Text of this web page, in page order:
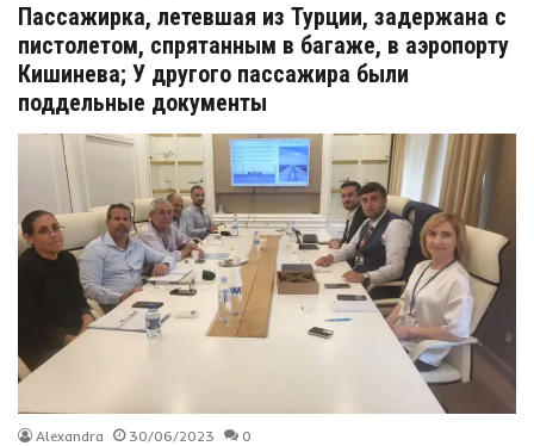
Пассажирка, летевшая из Турции, задержана с
пистолетом, спрятанным в багаже, в аэропорту
Кишинева; У другого пассажира были
поддельные документы
Alexandra 30/06/2023 0